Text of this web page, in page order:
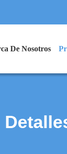
De Nosotros